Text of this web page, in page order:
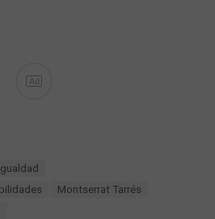
Ad
Montserrat Tarrés